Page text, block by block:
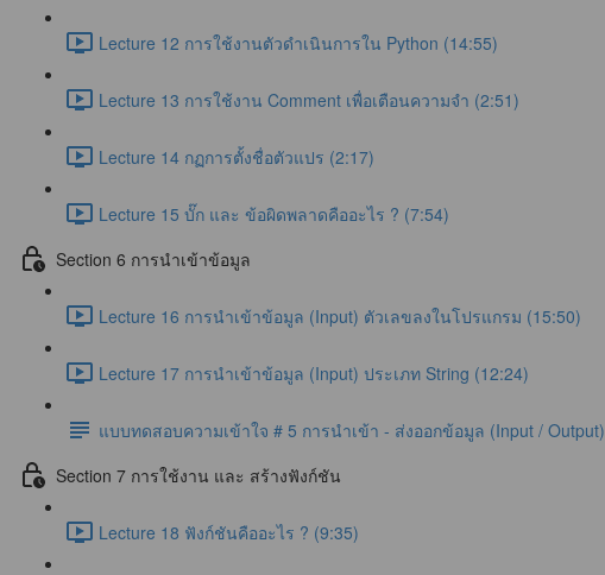
Lecture 12 การใช้งานตัวดำเนินการใน Python (14:55)
Lecture 13 การใช้งาน Comment เพื่อเตือนความจำ (2:51)
Lecture 14 กฏการตั้งชื่อตัวแปร (2:17)
Lecture 15 บั๊ก และ ข้อผิดพลาดคืออะไร ? (7:54)
Section 6 การนำเข้าข้อมูล
Lecture 16 การนำเข้าข้อมูล (Input) ตัวเลขลงในโปรแกรม (15:50)
Lecture 17 การนำเข้าข้อมูล (Input) ประเภท String (12:24)
แบบทดสอบความเข้าใจ # 5 การนำเข้า - ส่งออกข้อมูล (Input / Output)
Section 7 การใช้งาน และ สร้างฟังก์ชัน
Lecture 18 ฟังก์ชันคืออะไร ? (9:35)